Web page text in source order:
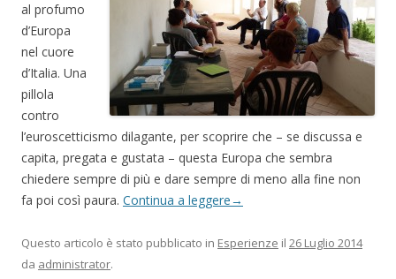
al profumo
d’Europa
nel cuore
d’Italia. Una
pillola
contro
l’euroscetticismo dilagante, per scoprire che – se discussa e
capita, pregata e gustata – questa Europa che sembra
chiedere sempre di più e dare sempre di meno alla fine non
fa poi così paura. Continua a leggere→
Questo articolo è stato pubblicato in Esperienze il 26 Luglio 2014
da administrator.